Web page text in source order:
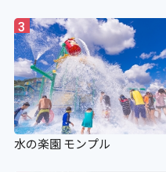
3
水の楽園 モンプル